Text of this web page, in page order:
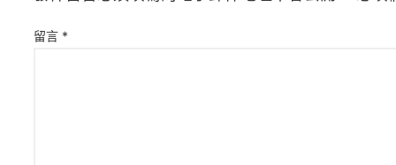
留言 *